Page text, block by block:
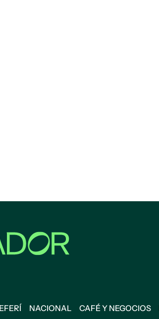
NACIONAL CAFÉ Y NEGOCIOS